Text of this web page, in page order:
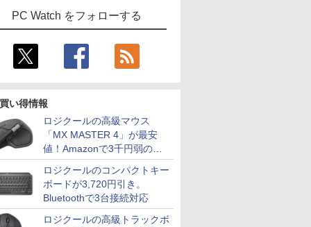
PC Watch をフォローする
い得情報
ロジクールの高級マウス
「MX MASTER 4」が最安
値！Amazonで3千円弱の割
引
ロジクールのコンパクトキー
ボードが3,720円引き。
Bluetoothで3台接続対応
ロジクールの高級トラックボ